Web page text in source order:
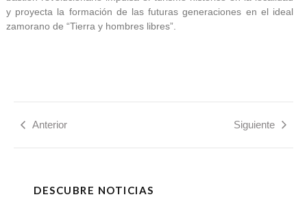
y proyecta la formación de las futuras generaciones en el ideal
zamorano de “Tierra y hombres libres”.
Anterior Siguiente
DESCUBRE NOTICIAS